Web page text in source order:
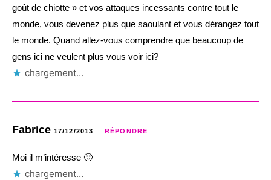
goût de chiotte » et vos attaques incessants contre tout le
monde, vous devenez plus que saoulant et vous dérangez tout
le monde. Quand allez-vous comprendre que beaucoup de
gens ici ne veulent plus vous voir ici?
chargement…
Fabrice 17/12/2013 RÉPONDRE
Moi il m’intéresse 🙂
chargement…